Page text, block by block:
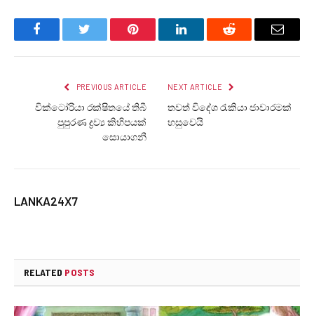
FacebookTwitter Pinterest LinkedInReddit Email
PREVIOUS ARTICLE
වික්ටෝරියා රක්ෂිතයේ තිබී
පුපුරණ ද්‍රව්‍ය කිහිපයක්
සොයාගනී
NEXT ARTICLE
තවත් විදේශ රැකියා ජාවාරමක්
හසුවෙයි
LANKA24X7
RELATED POSTS